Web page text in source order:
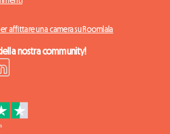
affittare una camera su Roomlala
nostra community!